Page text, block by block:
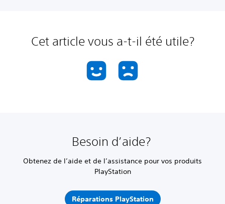
Cet article vous a-t-il été utile?
Besoin d’aide?
Obtenez de l’aide et de l’assistance pour vos produits
PlayStation
Réparations PlayStation